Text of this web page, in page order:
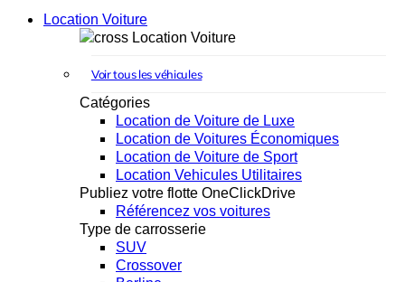
Location Voiture
Location Voiture
Voir tous les véhicules
Catégories
Location de Voiture de Luxe
Location de Voitures Économiques
Location de Voiture de Sport
Location Vehicules Utilitaires
Publiez votre flotte OneClickDrive
Référencez vos voitures
Type de carrosserie
SUV
Crossover